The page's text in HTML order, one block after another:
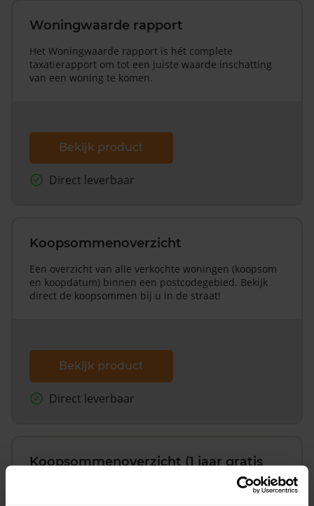
Woningwaarde rapport
Het Woningwaarde rapport is hét complete
taxatierapport om tot een juiste waarde inschatting
van een woning te komen.
Bekijk product
Direct leverbaar
Koopsommenoverzicht
Een overzicht van alle verkochte woningen (koopsom
en koopdatum) binnen een postcodegebied. Bekijk
direct de koopsommen bij u in de straat!
Bekijk product
Direct leverbaar
Koopsommenoverzicht (1 jaar gratis